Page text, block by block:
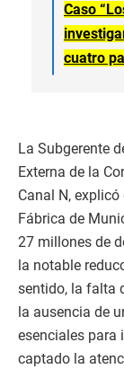
Caso
cuatro
La Subgerente
Externa de la
Canal N,
Fábrica de
27 millones de
la notable
sentido, la falta
la ausencia de
esenciales para
captado la